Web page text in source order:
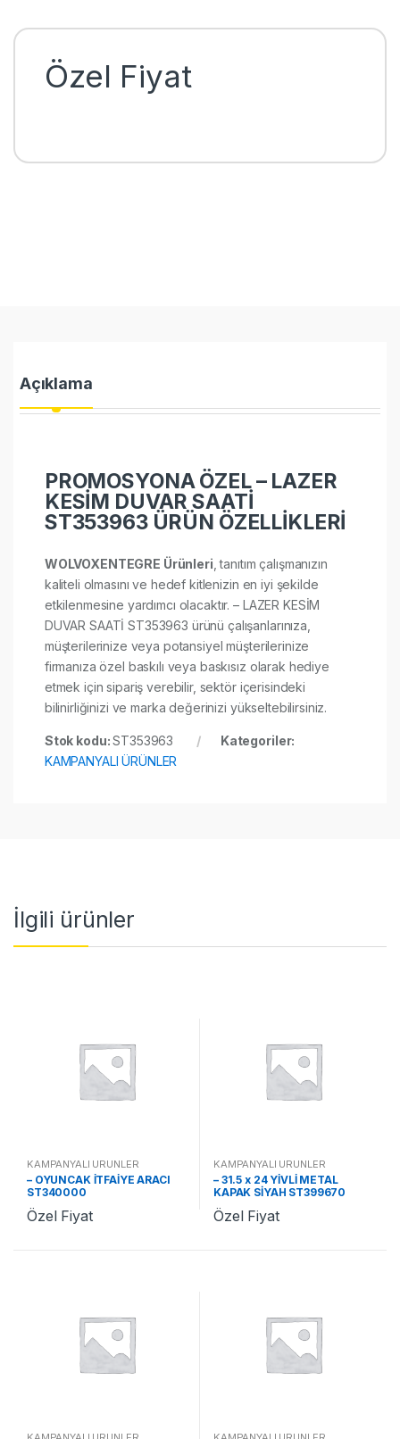
Özel Fiyat
Açıklama
PROMOSYONA ÖZEL – LAZER
KESİM DUVAR SAATİ
ST353963 ÜRÜN ÖZELLİKLERİ
WOLVOXENTEGRE Ürünleri , tanıtım çalışmanızın
kaliteli olmasını ve hedef kitlenizin en iyi şekilde
etkilenmesine yardımcı olacaktır. – LAZER KESİM
DUVAR SAATİ ST353963 ürünü çalışanlarınıza,
müşterilerinize veya potansiyel müşterilerinize
firmanıza özel baskılı veya baskısız olarak hediye
etmek için sipariş verebilir, sektör içerisindeki
bilinirliğinizi ve marka değerinizi yükseltebilirsiniz.
Stok kodu:ST353963
Kategoriler:
KAMPANYALI ÜRÜNLER
İlgili ürünler
KAMPANYALI ÜRÜNLER
– OYUNCAK İTFAİYE ARACI
ST340000
Özel Fiyat
KAMPANYALI ÜRÜNLER
– 31.5 x 24 YİVLİ METAL
KAPAK SİYAH ST399670
Özel Fiyat